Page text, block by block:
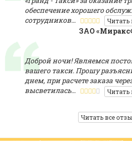
обеспечение хорошего
сотрудников…
Читать
ЗАО
Доброй ночи! Являемся
вашего такси. Прошу
днем, при расчете заказа
высветилась…
Читать
Читать все